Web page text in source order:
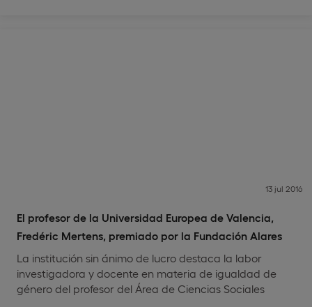
El profesor de la Universidad Europea de Valencia,
Fredéric Mertens, premiado por la Fundación Alares
13 jul 2016
La institución sin ánimo de lucro destaca la labor
investigadora y docente en materia de igualdad de
género del profesor del Área de Ciencias Sociales